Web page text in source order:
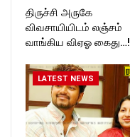
திருச்சி அருகே
விவசாயியிடம் லஞ்சம்
வாங்கிய விஏஓ கைது…!
LATEST NEWS